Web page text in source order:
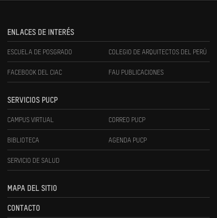
ENLACES DE INTERÉS
ESCUELA DE POSGRADO COLEGIO DE ARQUITECTOS DEL PERÚ
FACEBOOK DEL CIAC FAU PUBLICACIONES
SERVICIOS PUCP
CAMPUS VIRTUAL CORREO PUCP
BIBLIOTECA AGENDA PUCP
SERVICIO DE SALUD
MAPA DEL SITIO
CONTACTO